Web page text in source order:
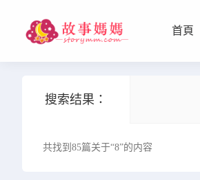
首頁
搜索结果：
共找到85篇关于“8”的内容